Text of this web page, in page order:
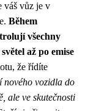
váš vůz je v
Během
všechny
až po emise
že řídíte
nového vozidla do
ale ve skutečnosti